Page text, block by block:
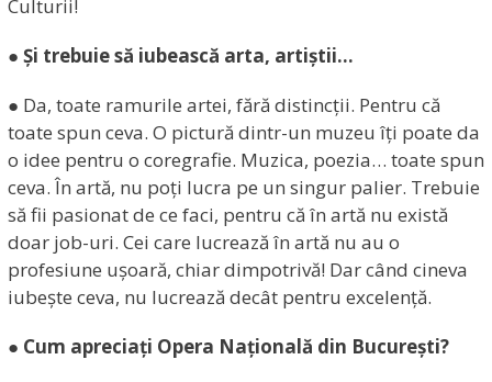
Culturii!
● Și trebuie să iubească arta, artiștii…
● Da, toate ramurile artei, fără distincții. Pentru că
toate spun ceva. O pictură dintr-un muzeu îți poate da
o idee pentru o coregrafie. Muzica, poezia… toate spun
ceva. În artă, nu poți lucra pe un singur palier. Trebuie
să fii pasionat de ce faci, pentru că în artă nu există
doar job-uri. Cei care lucrează în artă nu au o
profesiune ușoară, chiar dimpotrivă! Dar când cineva
iubește ceva, nu lucrează decât pentru excelență.
● Cum apreciați Opera Națională din București?